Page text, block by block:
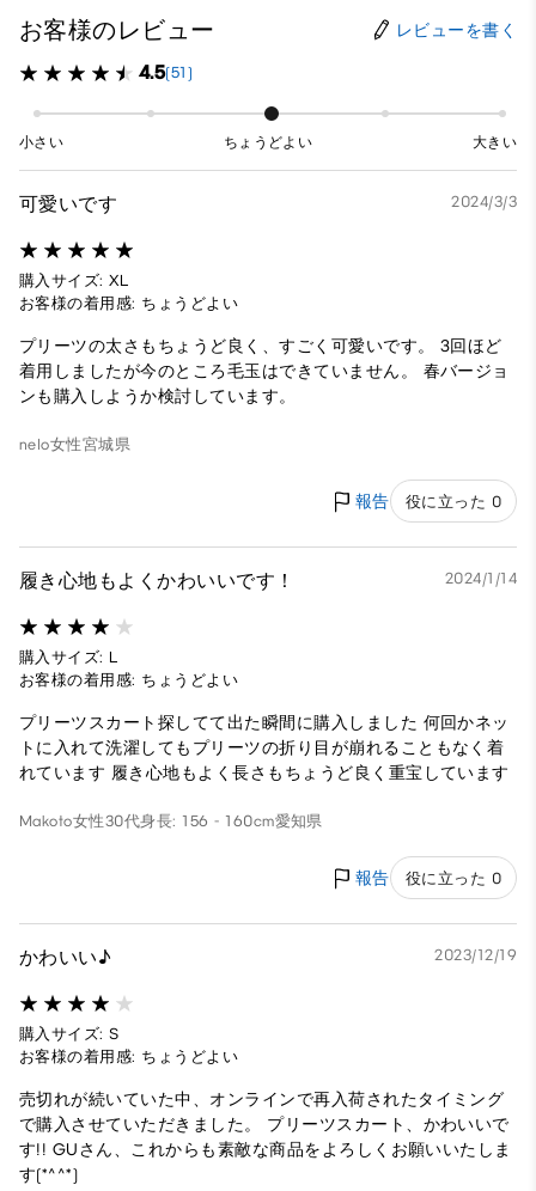
お客様のレビュー レビューを書く
4.5(51)
小さい ちょうどよい 大きい
可愛いです 2024/3/3
購入サイズ: XL
お客様の着用感: ちょうどよい
プリーツの太さもちょうど良く、すごく可愛いです。 3回ほど
着用しましたが今のところ毛玉はできていません。 春バージョ
ンも購入しようか検討しています。
nelo女性宮城県
報告 役に立った 0
履き心地もよくかわいいです！ 2024/1/14
購入サイズ: L
お客様の着用感: ちょうどよい
プリーツスカート探してて出た瞬間に購入しました 何回かネッ
トに入れて洗濯してもプリーツの折り目が崩れることもなく着
れています 履き心地もよく長さもちょうど良く重宝しています
Makoto女性30代身長: 156 - 160cm愛知県
報告 役に立った 0
かわいい♪ 2023/12/19
購入サイズ: S
お客様の着用感: ちょうどよい
売切れが続いていた中、オンラインで再入荷されたタイミング
で購入させていただきました。 プリーツスカート、かわいいで
す!! GUさん、これからも素敵な商品をよろしくお願いいたしま
す(*^^*)